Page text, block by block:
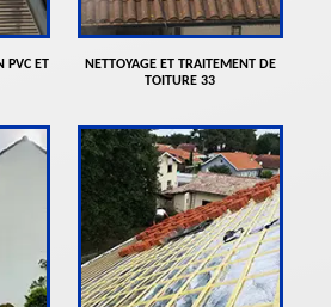
PVC ET
NETTOYAGE ET TRAITEMENT DE
TOITURE 33